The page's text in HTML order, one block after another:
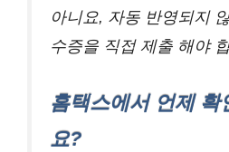
아니요, 자동 반영되지
수증을 직접 제출 해야
홈택스에서 언제 확
요?